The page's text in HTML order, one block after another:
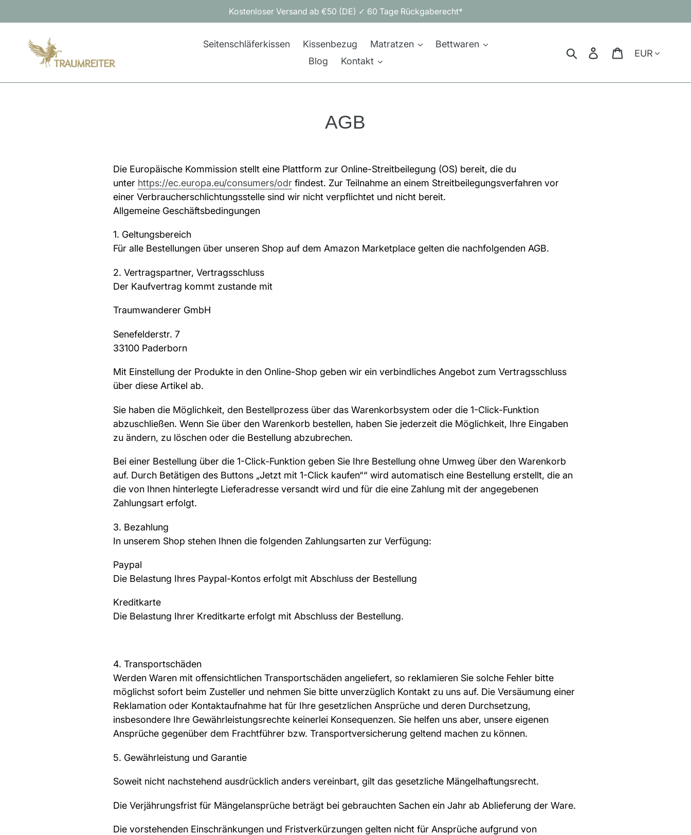
zum
Kostenloser Versand ab €50 (DE) ✓ 60 Tage Rückgaberecht*
Seitenschläferkissen Kissenbezug Matratzen
Bettwaren
Blog
Kontakt
SuchenEinloggenWarenkorb
AGB
Die Europäische Kommission stellt eine Plattform zur Online-Streitbeilegung (OS) bereit, die du
unter https://ec.europa.eu/consumers/odr findest. Zur Teilnahme an einem Streitbeilegungsverfahren vor
einer Verbraucherschlichtungsstelle sind wir nicht verpflichtet und nicht bereit.
Allgemeine Geschäftsbedingungen
1. Geltungsbereich
Für alle Bestellungen über unseren Shop auf dem Amazon Marketplace gelten die nachfolgenden AGB.
2. Vertragspartner, Vertragsschluss
Der Kaufvertrag kommt zustande mit
Traumwanderer GmbH
Senefelderstr. 7
33100 Paderborn
Mit Einstellung der Produkte in den Online-Shop geben wir ein verbindliches Angebot zum Vertragsschluss
über diese Artikel ab.
Sie haben die Möglichkeit, den Bestellprozess über das Warenkorbsystem oder die 1-Click-Funktion
abzuschließen. Wenn Sie über den Warenkorb bestellen, haben Sie jederzeit die Möglichkeit, Ihre Eingaben
zu ändern, zu löschen oder die Bestellung abzubrechen.
Bei einer Bestellung über die 1-Click-Funktion geben Sie Ihre Bestellung ohne Umweg über den Warenkorb
auf. Durch Betätigen des Buttons „Jetzt mit 1-Click kaufen““ wird automatisch eine Bestellung erstellt, die an
die von Ihnen hinterlegte Lieferadresse versandt wird und für die eine Zahlung mit der angegebenen
Zahlungsart erfolgt.
3. Bezahlung
In unserem Shop stehen Ihnen die folgenden Zahlungsarten zur Verfügung:
Paypal
Die Belastung Ihres Paypal-Kontos erfolgt mit Abschluss der Bestellung
Kreditkarte
Die Belastung Ihrer Kreditkarte erfolgt mit Abschluss der Bestellung.
4. Transportschäden
Werden Waren mit offensichtlichen Transportschäden angeliefert, so reklamieren Sie solche Fehler bitte
möglichst sofort beim Zusteller und nehmen Sie bitte unverzüglich Kontakt zu uns auf. Die Versäumung einer
Reklamation oder Kontaktaufnahme hat für Ihre gesetzlichen Ansprüche und deren Durchsetzung,
insbesondere Ihre Gewährleistungsrechte keinerlei Konsequenzen. Sie helfen uns aber, unsere eigenen
Ansprüche gegenüber dem Frachtführer bzw. Transportversicherung geltend machen zu können.
5. Gewährleistung und Garantie
Soweit nicht nachstehend ausdrücklich anders vereinbart, gilt das gesetzliche Mängelhaftungsrecht.
Die Verjährungsfrist für Mängelansprüche beträgt bei gebrauchten Sachen ein Jahr ab Ablieferung der Ware.
Die vorstehenden Einschränkungen und Fristverkürzungen gelten nicht für Ansprüche aufgrund von